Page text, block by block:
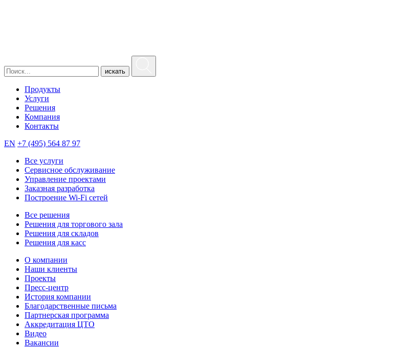
искать
Продукты
Услуги
Решения
Компания
Контакты
EN +7 (495) 564 87 97
Все услуги
Сервисное обслуживание
Управление проектами
Заказная разработка
Построение Wi-Fi сетей
Все решения
Решения для торгового зала
Решения для складов
Решения для касс
О компании
Наши клиенты
Проекты
Пресс-центр
История компании
Благодарственные письма
Партнерская программа
Аккредитация ЦТО
Видео
Вакансии